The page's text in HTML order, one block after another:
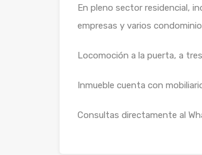
En pleno sector residencial,
empresas y varios
Locomoción a la puerta, a
Inmueble cuenta con
Consultas directamente al